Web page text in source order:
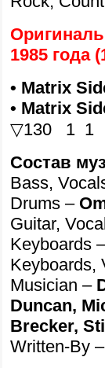
1985 года
• Matrix
• Matrix
▽130 1 1
Состав
Bass,
Drums –
Guitar,
Keyboards
Keyboards,
Musician –
Duncan,
Brecker,
Written-By